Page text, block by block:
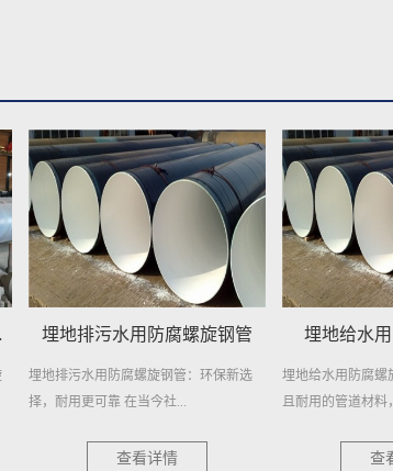
埋地给水用防腐螺旋钢管
埋地给水用防腐螺旋钢管，作为一种高效
且耐用的管道材料，近年来在各...
查看详情
埋地自来水
在繁忙的城市生活
日常生活的重要元
查